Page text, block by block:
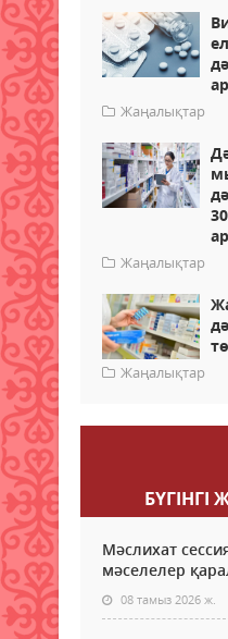
Жаңалықтар
Жаңалықтар
Жаңалықтар
БҮГІНГI
Мәслихат
мәселелер
08 тамыз 2026 ж.